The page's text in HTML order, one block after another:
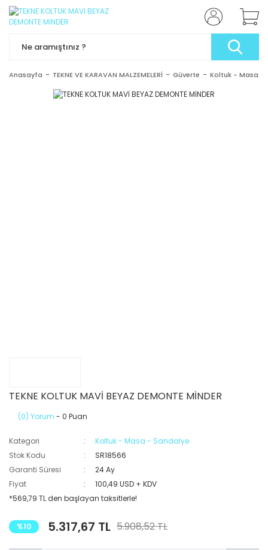
Anasayfa TEKNE VE KARAVAN MALZEMELERİ Güverte Koltuk - Masa -
TEKNE KOLTUK MAVİ BEYAZ DEMONTE MİNDER
(0) Yorum - 0 Puan
Kategori
Koltuk - Masa - Sandalye
Stok Kodu
SR18566
Garanti Süresi
24 Ay
Fiyat
100,49 USD + KDV
*569,79 TL den başlayan taksitlerle!
%10 5.317,67 TL 5.908,52 TL